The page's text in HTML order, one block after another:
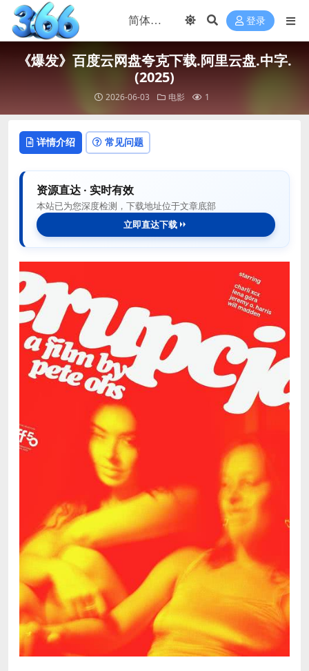
登录
《爆发》百度云网盘夸克下载.阿里云盘.中字.
(2025)
2026-06-03 电影 1
详情介绍 常见问题
资源直达 · 实时有效
本站已为您深度检测，下载地址位于文章底部
立即直达下载